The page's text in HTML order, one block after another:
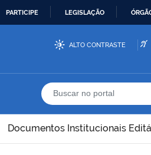
PARTICIPE LEGISLAÇÃO
ALTO CONTRASTE
Documentos Institucionais